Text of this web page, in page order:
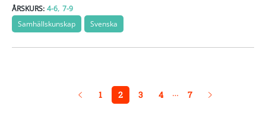
ÅRSKURS: 4-6, 7-9
Samhällskunskap
Svenska
1 2 3 4 … 7